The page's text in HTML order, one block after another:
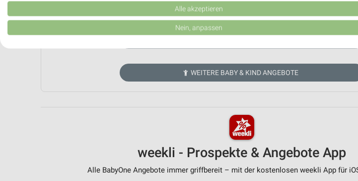
Aktuell keine Prospekte vorhanden.
WEITERE BABY & KIND ANGEBOTE
weekli - Prospekte & Angebote App
Alle BabyOne Angebote immer griffbereit – mit der kostenlosen weekli App für
Verwendung reduzierter Daten zur Auswahl von Werbeanzeigen
Erstellung von Profilen für personalisierte Werbung
Erstellung von Profilen zur Personalisierung von Inhalten
Analyse von Zielgruppen durch Statistiken oder Kombinationen von Daten aus verschiedenen
Entwicklung und Verbesserung der Angebote
Alle akzeptieren
Nein, anpassen